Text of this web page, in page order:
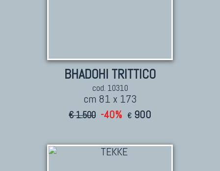
BHADOHI TRITTICO
cod. 10310
cm 81 x 173
€ 1.500 -40% € 900